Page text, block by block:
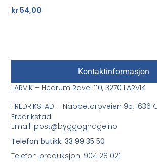
kr 54,00
Kontaktinformasjon
LARVIK – Hedrum Ravei 110, 3270 LARVIK
FREDRIKSTAD – Nabbetorpveien 95, 1636
Fredrikstad.
Email: post@byggoghage.no
Telefon butikk: 33 99 35 50
Telefon produksjon: 904 28 021